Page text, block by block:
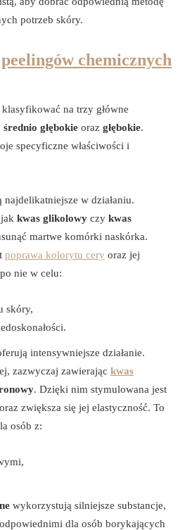
potrzeb skóry.
chemicznych
na trzy główne
średnio głębokie oraz głębokie.
specyficzne właściwości i
najdelikatniejsze w działaniu.
kwas glikolowy czy kwas
martwe komórki naskórka.
poprawa kolorytu cery oraz jej
nie w celu:
skóry,
intensywniejsze działanie.
zazwyczaj zawierając kwas
. Dzięki nim stymulowana jest
zwiększa się jej elastyczność. To
osób z:
wykorzystują silniejsze substancje,
dla osób borykających